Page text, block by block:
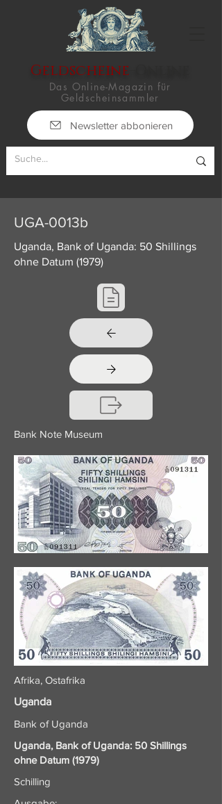
Geldscheine
Das Online-Magazin für
Geldscheinsammler
Newsletter abbonieren
UGA-0013b
Uganda, Bank of Uganda: 50 Shillings
ohne Datum (1979)
Bank Note Museum
Afrika, Ostafrika
Uganda
Bank of Uganda
Uganda, Bank of Uganda: 50 Shillings
ohne Datum (1979)
Schilling